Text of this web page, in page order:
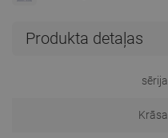
Produkta detaļas
sērija
Krāsa